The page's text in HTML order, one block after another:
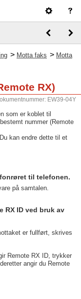
> Motta faks > Motta
RX)
EW39-04Y
som er koblet til
nummer (Remote
kan endre dette til et
til telefonen.
på samtalen.
RX ID ved bruk av
er fullført, skrives
Remote RX ID, trykker
angir du Remote